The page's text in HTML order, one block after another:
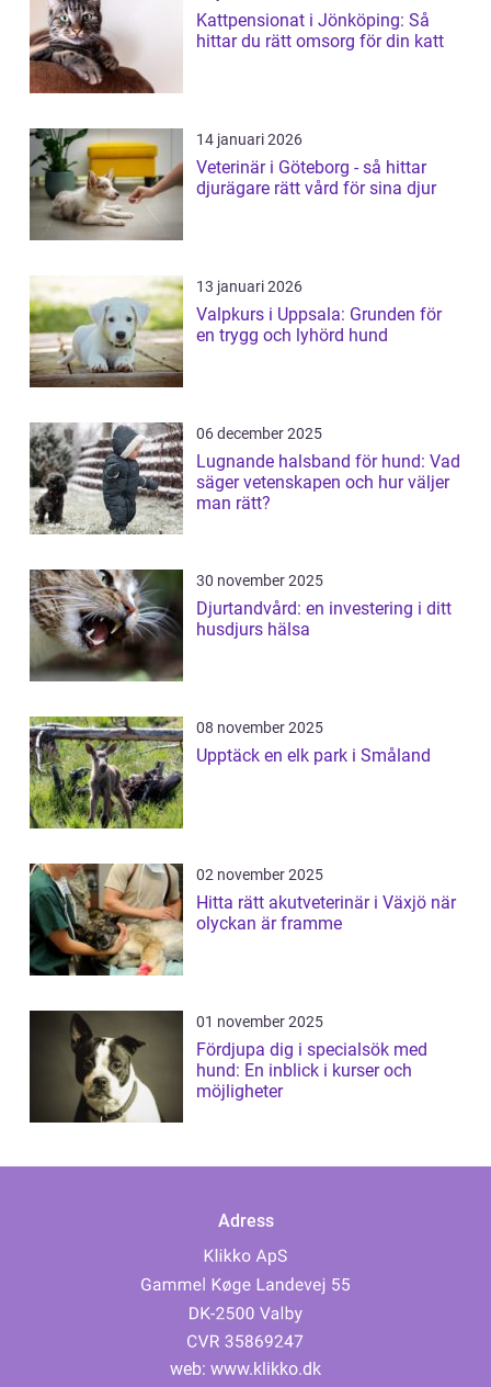
Kattpensionat i Jönköping: Så
hittar du rätt omsorg för din katt
14 januari 2026
Veterinär i Göteborg - så hittar
djurägare rätt vård för sina djur
13 januari 2026
Valpkurs i Uppsala: Grunden för
en trygg och lyhörd hund
06 december 2025
Lugnande halsband för hund: Vad
säger vetenskapen och hur väljer
man rätt?
30 november 2025
Djurtandvård: en investering i ditt
husdjurs hälsa
08 november 2025
Upptäck en elk park i Småland
02 november 2025
Hitta rätt akutveterinär i Växjö när
olyckan är framme
01 november 2025
Fördjupa dig i specialsök med
hund: En inblick i kurser och
möjligheter
Adress
web: www.klikko.dk